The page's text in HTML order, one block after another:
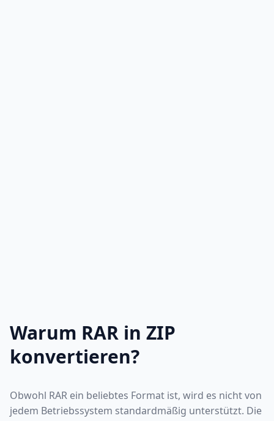
Warum RAR in ZIP
konvertieren?
Obwohl RAR ein beliebtes Format ist, wird es nicht von
jedem Betriebssystem standardmäßig unterstützt. Die